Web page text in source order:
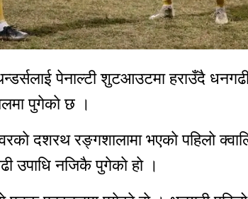
पेनाल्टी शुटआउटमा हराउँदै
पुगेकाे छ ।
दशरथ रङ्गशालामा भएकाे पहिलाे
उपाधि नजिकै पुगेकाे हाे ।